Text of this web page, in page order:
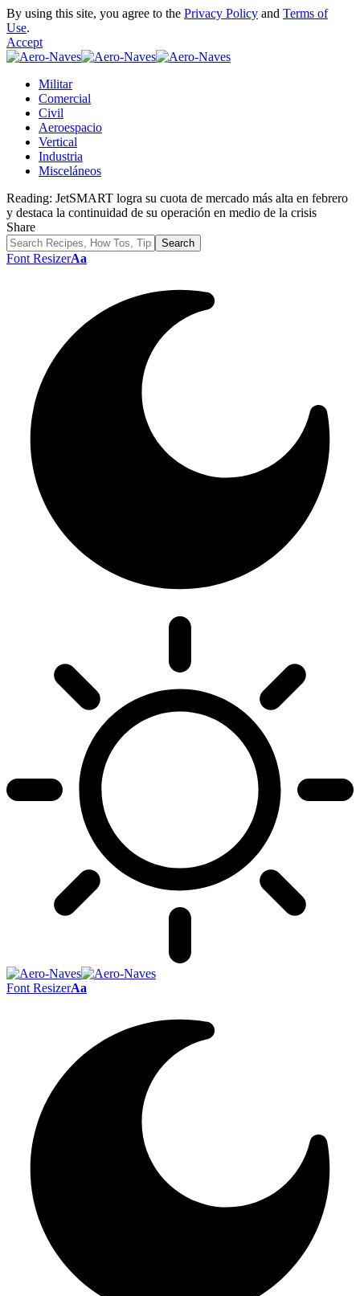
By using this site, you agree to the Privacy Policy and Terms of
Use.
Accept
Militar
Comercial
Civil
Aeroespacio
Vertical
Industria
Misceláneos
Reading: JetSMART logra su cuota de mercado más alta en febrero
y destaca la continuidad de su operación en medio de la crisis
Share
Font ResizerAa
Font ResizerAa